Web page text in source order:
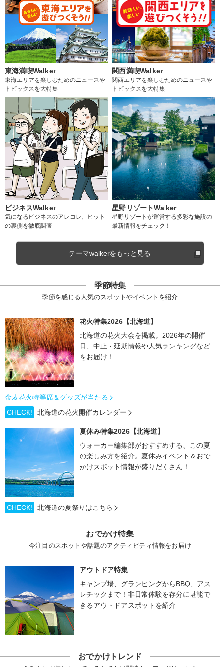
東海満喫Walker
東海エリアを楽しむためのニュースや
トピックスを大特集
関西満喫Walker
関西エリアを楽しむためのニュースや
トピックスを大特集
ビジネスWalker
気になるビジネスのアレコレ、ヒット
の裏側を徹底調査
星野リゾートWalker
星野リゾートが運営する多彩な施設の
最新情報をチェック！
テーマwalkerをもっと見る
季節特集
季節を感じる人気のスポットやイベントを紹介
花火特集2026【北海道】
北海道の花火大会を掲載。2026年の開催
日、中止・延期情報や人気ランキングなど
をお届け！
金麦花火特等席＆グッズが当たる
CHECK!
北海道の花火開催カレンダー
夏休み特集2026【北海道】
ウォーカー編集部がおすすめする、この夏
の楽しみ方を紹介。夏休みイベント＆おで
かけスポット情報が盛りだくさん！
CHECK! 北海道の夏祭りはこちら
おでかけ特集
今注目のスポットや話題のアクティビティ情報をお届け
アウトドア特集
キャンプ場、グランピングからBBQ、アス
レチックまで！非日常体験を存分に堪能で
きるアウトドアスポットを紹介
おでかけトレンド